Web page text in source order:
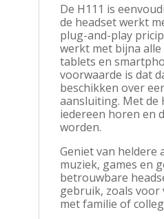
De H111 is
de headset werkt
plug-and-play
werkt met bijna
tablets en
voorwaarde is dat
beschikken over
aansluiting. Met de
iedereen horen en
worden.
Geniet van heldere
muziek, games en
betrouwbare
gebruik, zoals voor
met familie of